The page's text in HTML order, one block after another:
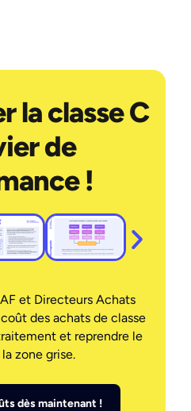
la classe C
de
!
et Directeurs Achats
des achats de classe
et reprendre le
zone grise.
dès maintenant !